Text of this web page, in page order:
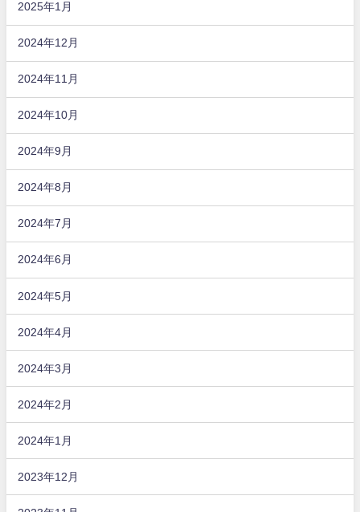
2025年1月
2024年12月
2024年11月
2024年10月
2024年9月
2024年8月
2024年7月
2024年6月
2024年5月
2024年4月
2024年3月
2024年2月
2024年1月
2023年12月